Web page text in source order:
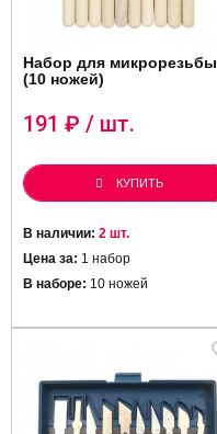
Набор для микрорезьбы
(10 ножей)
191 ₽ / шт.
КУПИТЬ
В наличии: 2 шт.
Цена за: 1 набор
В наборе: 10 ножей